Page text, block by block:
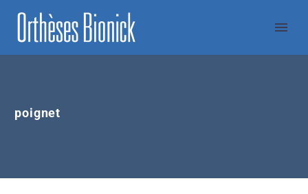
poignet